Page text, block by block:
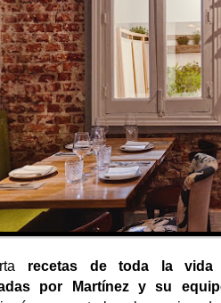
recetas de toda la vida
por Martínez y su